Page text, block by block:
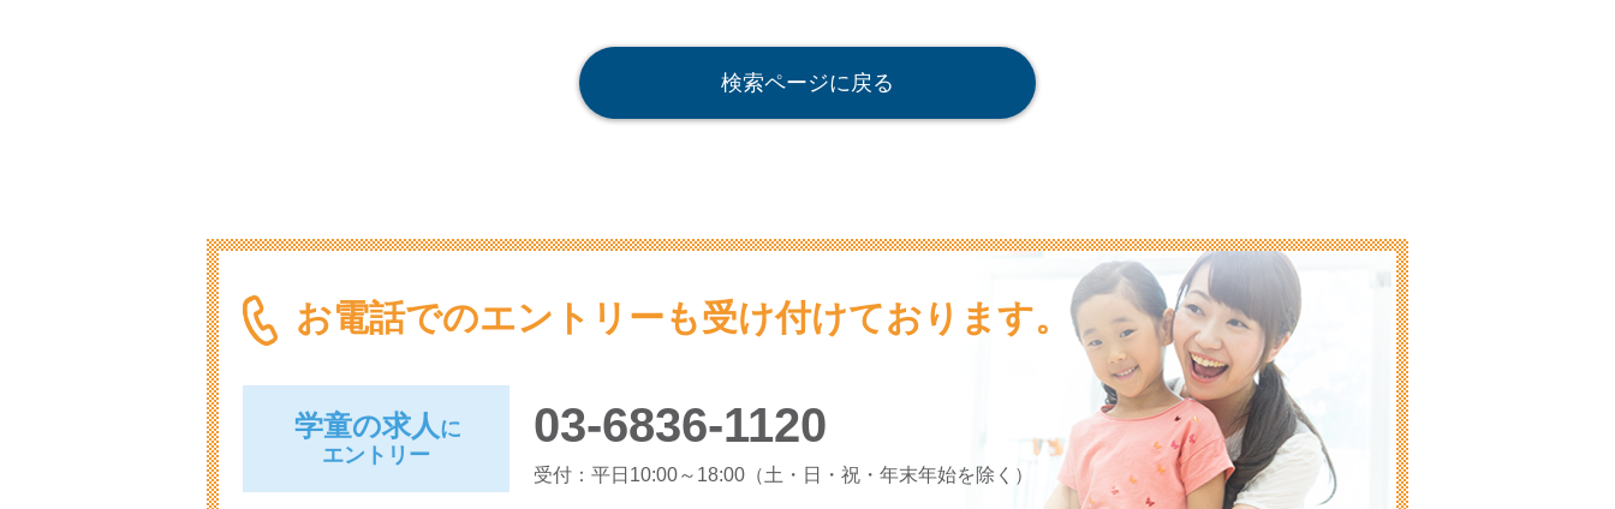
検索ページに戻る
お電話でのエントリーも受け付けております。
学童の求人 に
エントリー
03-6836-1120
受付：平日10:00～18:00 （土・日・祝・年末年始を除く）